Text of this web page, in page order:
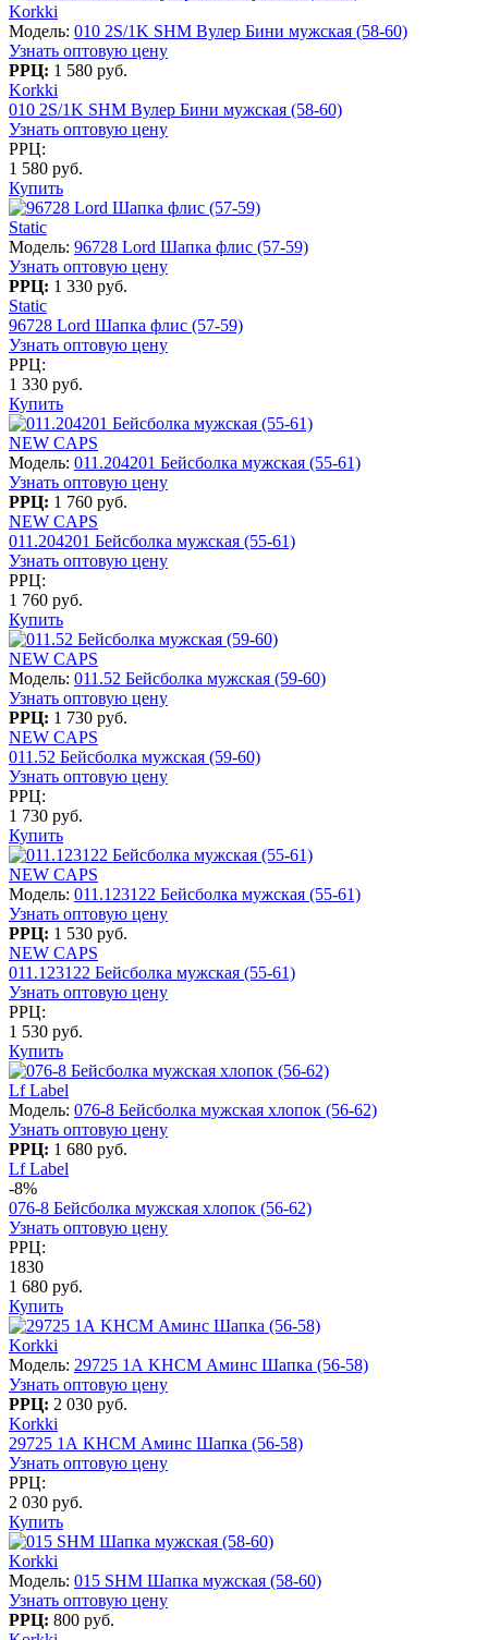
Korkki
Модель: 010 2S/1K SHM Вулер Бини мужская (58-60)
Узнать оптовую цену
РРЦ: 1 580 руб.
Korkki
010 2S/1K SHM Вулер Бини мужская (58-60)
Узнать оптовую цену
РРЦ:
1 580 руб.
Купить
Static
Модель: 96728 Lord Шапка флис (57-59)
Узнать оптовую цену
РРЦ: 1 330 руб.
Static
96728 Lord Шапка флис (57-59)
Узнать оптовую цену
РРЦ:
1 330 руб.
Купить
NEW CAPS
Модель: 011.204201 Бейсболка мужская (55-61)
Узнать оптовую цену
РРЦ: 1 760 руб.
NEW CAPS
011.204201 Бейсболка мужская (55-61)
Узнать оптовую цену
РРЦ:
1 760 руб.
Купить
NEW CAPS
Модель: 011.52 Бейсболка мужская (59-60)
Узнать оптовую цену
РРЦ: 1 730 руб.
NEW CAPS
011.52 Бейсболка мужская (59-60)
Узнать оптовую цену
РРЦ:
1 730 руб.
Купить
NEW CAPS
Модель: 011.123122 Бейсболка мужская (55-61)
Узнать оптовую цену
РРЦ: 1 530 руб.
NEW CAPS
011.123122 Бейсболка мужская (55-61)
Узнать оптовую цену
РРЦ:
1 530 руб.
Купить
Lf Label
Модель: 076-8 Бейсболка мужская хлопок (56-62)
Узнать оптовую цену
РРЦ: 1 680 руб.
Lf Label
-8%
076-8 Бейсболка мужская хлопок (56-62)
Узнать оптовую цену
РРЦ:
1830
1 680 руб.
Купить
Korkki
Модель: 29725 1А KHСM Аминс Шапка (56-58)
Узнать оптовую цену
РРЦ: 2 030 руб.
Korkki
29725 1А KHСM Аминс Шапка (56-58)
Узнать оптовую цену
РРЦ:
2 030 руб.
Купить
Korkki
Модель: 015 SHM Шапка мужская (58-60)
Узнать оптовую цену
РРЦ: 800 руб.